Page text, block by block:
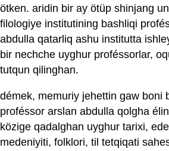
ötken. aridin bir ay ötüp shinjang
filologiye institutining bashliqi
abdulla qatarliq ashu institutta
bir nechche uyghur proféssorlar,
tutqun qilinghan.
démek, memuriy jehettin gaw boni
proféssor arslan abdulla qolgha
közige qadalghan uyghur tarixi,
medeniyiti, folklori, til tetqiqati